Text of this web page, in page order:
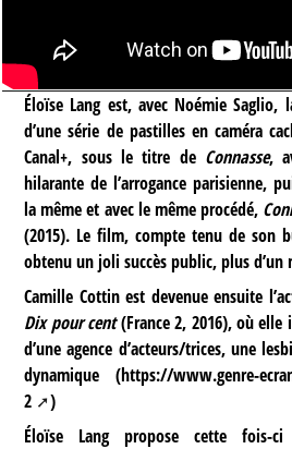
Éloïse Lang est, avec Noémie Saglio,
d’une série de pastilles en caméra
Canal+, sous le titre de Connasse,
hilarante de l’arrogance parisienne,
la même et avec le même procédé,
(2015). Le film, compte tenu de son
obtenu un joli succès public, plus d’un
Camille Cottin est devenue ensuite
Dix pour cent(France 2, 2016), où elle
d’une agence d’acteurs/trices, une
dynamique (https://www.genre-
2
)
Éloïse Lang propose cette fois-